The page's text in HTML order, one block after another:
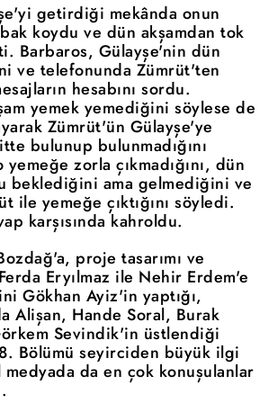
getirdiği mekânda onun
koydu ve dün akşamdan tok
Barbaros, Gülayşe'nin dün
ve telefonunda Zümrüt'ten
hesabını sordu.
yemek yemediğini söylese de
Zümrüt'ün Gülayşe'ye
bulunup bulunmadığını
zorla çıkmadığını, dün
beklediğini ama gelmediğini ve
ile yemeğe çıktığını söyledi.
karşısında kahroldu.
proje tasarımı ve
Eryılmaz ile Nehir Erdem'e
Gökhan Ayiz'in yaptığı,
Alişan, Hande Soral, Burak
Sevindik'in üstlendiği
8. Bölümü seyirciden büyük ilgi
da en çok konuşulanlar